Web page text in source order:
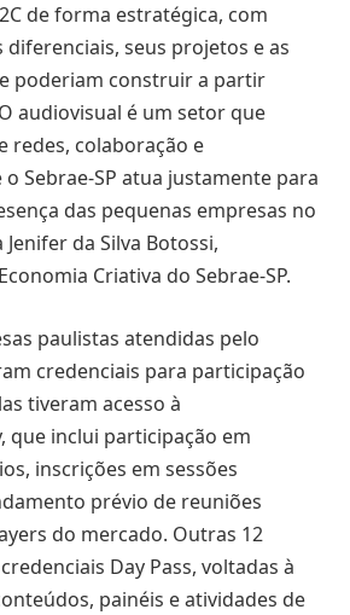
de forma estratégica, com
diferenciais, seus projetos e as
poderiam construir a partir
audiovisual é um setor que
redes, colaboração e
Sebrae-SP atua justamente para
das pequenas empresas no
da Silva Botossi,
Criativa do Sebrae-SP.
paulistas atendidas pelo
credenciais para participação
tiveram acesso à
que inclui participação em
inscrições em sessões
prévio de reuniões
do mercado. Outras 12
Day Pass, voltadas à
painéis e atividades de